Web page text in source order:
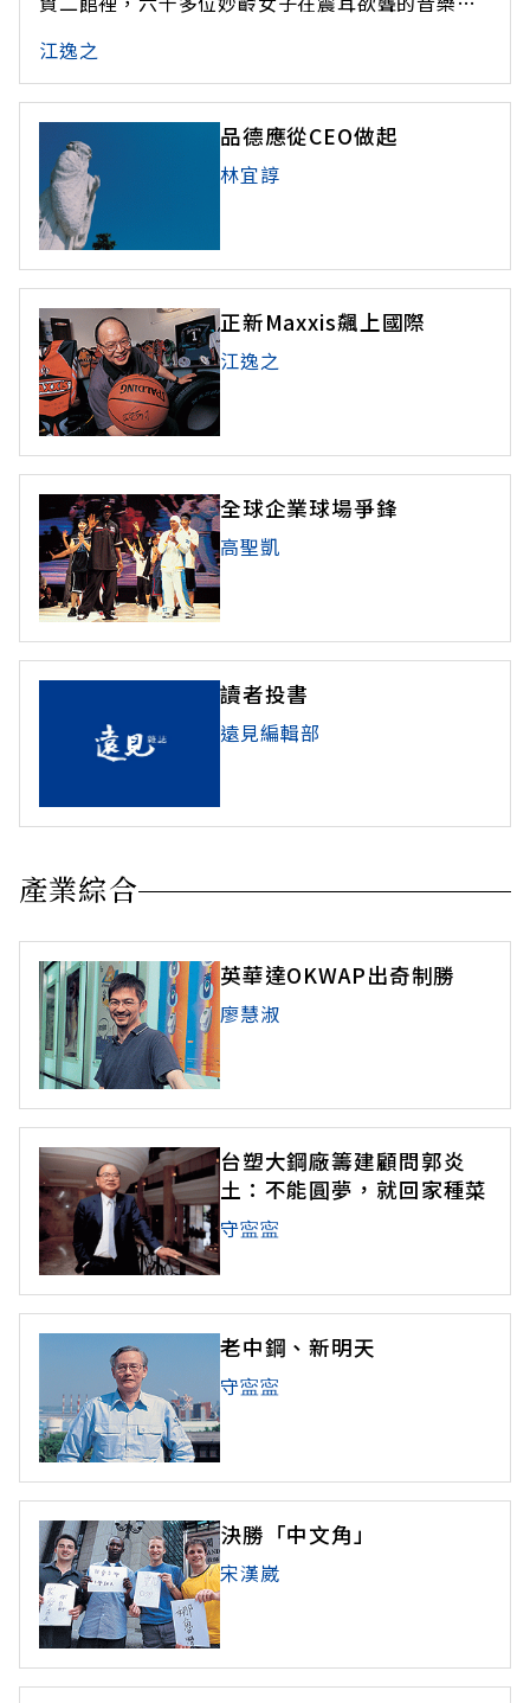
是NIKE專為女性舉辦的好動派對，「NIKE就是要讓
女性也喜歡運動，」必爾斯藍基經理黃湘燕指出，
近幾年NIKE全力搶攻女性運動市場。將場景移到西
班牙賽車場，一級方程式（
江逸之
品德應從CEO做起
林宜諄
正新Maxxis飆上國際
江逸之
全球企業球場爭鋒
高聖凱
讀者投書
遠見編輯部
產業綜合
英華達OKWAP出奇制勝
廖慧淑
台塑大鋼廠籌建顧問郭炎
土：不能圓夢，就回家種菜
守寍寍
老中鋼、新明天
守寍寍
決勝「中文角」
宋漢崴